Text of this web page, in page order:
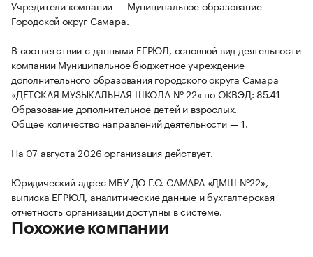
Учредители компании — Муниципальное образование
Городской округ Самара.
В соответствии с данными ЕГРЮЛ, основной вид деятельности
компании Муниципальное бюджетное учреждение
дополнительного образования городского округа Самара
«ДЕТСКАЯ МУЗЫКАЛЬНАЯ ШКОЛА № 22» по ОКВЭД: 85.41
Образование дополнительное детей и взрослых.
Общее количество направлений деятельности — 1.
На 07 августа 2026 организация действует.
Юридический адрес МБУ ДО Г.О. САМАРА «ДМШ №22»,
выписка ЕГРЮЛ, аналитические данные и бухгалтерская
отчетность организации доступны в системе.
Похожие компании